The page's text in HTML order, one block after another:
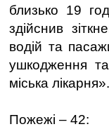
близько 19
здійснив
водій та
ушкодження
міська лікарня».
Пожежі – 42: